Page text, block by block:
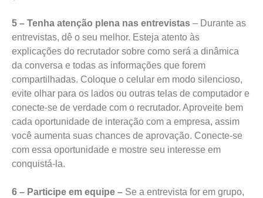
5 – Tenha atenção plena nas entrevistas – Durante as
entrevistas, dê o seu melhor. Esteja atento às
explicações do recrutador sobre como será a dinâmica
da conversa e todas as informações que forem
compartilhadas. Coloque o celular em modo silencioso,
evite olhar para os lados ou outras telas de computador e
conecte-se de verdade com o recrutador. Aproveite bem
cada oportunidade de interação com a empresa, assim
você aumenta suas chances de aprovação. Conecte-se
com essa oportunidade e mostre seu interesse em
conquistá-la.
6 – Participe em equipe – Se a entrevista for em grupo,